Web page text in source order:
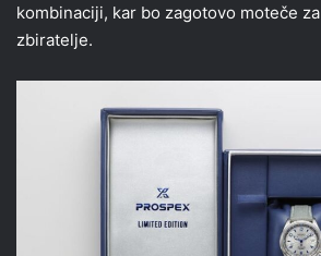
kombinaciji, kar bo zagotovo moteče
zbiratelje.